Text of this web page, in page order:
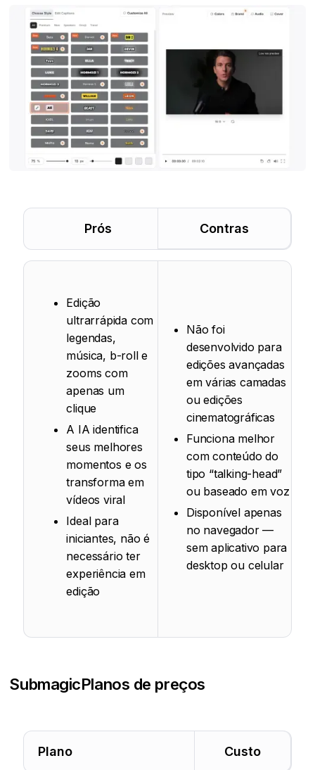
Prós Contras
Edição
ultrarrápida com
legendas,
música, b-roll e
zooms com
apenas um
clique
A IA identifica
seus melhores
momentos e os
transforma em
vídeos viral
Ideal para
iniciantes, não é
necessário ter
experiência em
edição
Não foi
desenvolvido para
edições avançadas
em várias camadas
ou edições
cinematográficas
Funciona melhor
com conteúdo do
tipo “talking-head”
ou baseado em voz
Disponível apenas
no navegador —
sem aplicativo para
desktop ou celular
SubmagicPlanos de preços
Plano Custo